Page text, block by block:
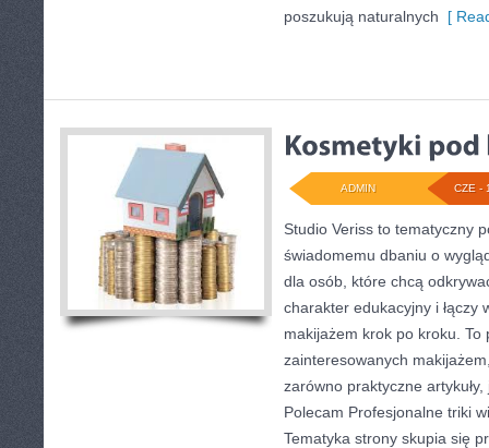
poszukują naturalnych [
CZE -
ADMIN
Studio Veriss to tematyczny
świadomemu dbaniu o
dla osób, które chcą
charakter edukacyjny i łączy
makijażem krok po kroku. To
zainteresowanych
zarówno praktyczne
Polecam Profesjonalne triki
Tematyka strony skupia się